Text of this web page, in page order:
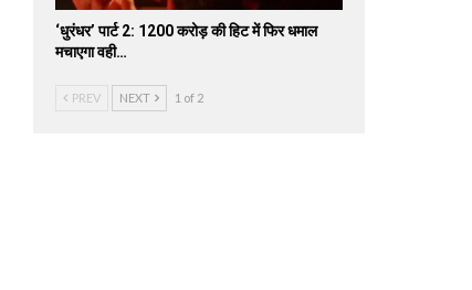
‘धुरंधर’ पार्ट 2: 1200 करोड़ की हिट में फिर धमाल
मचाएगा वही…
PREV NEXT 1 of 2